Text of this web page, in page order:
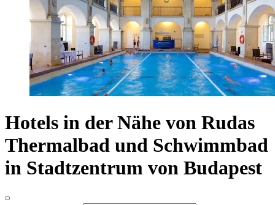
Hotels in der Nähe von Rudas
Thermalbad und Schwimmbad
in Stadtzentrum von Budapest